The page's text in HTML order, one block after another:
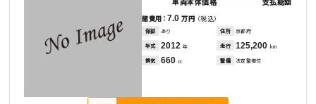
諸費用：7.0万円 （税込）
保証 あり 住所 京都府
年式 2012 年 走行 125,200 km
排気 660 cc 整備 法定整備付